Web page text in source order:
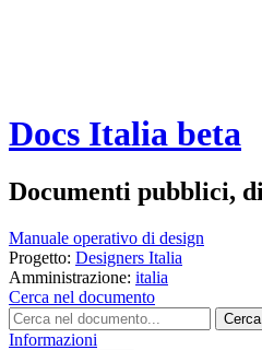
Docs Italia beta
Documenti pubblici,
Manuale operativo di design
Progetto: Designers Italia
Amministrazione: italia
Cerca nel documento
Informazioni